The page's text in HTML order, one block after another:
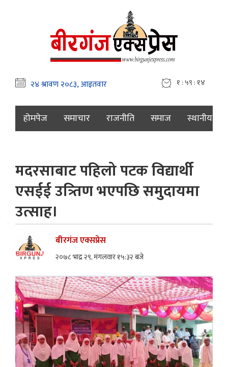
१ : ५९ : १५
होमपेज समाचार राजनीति समाज स्थानीय
मदरसाबाट पहिलो पटक विद्यार्थी
एसईई उत्र्तिण भएपछि समुदायमा
उत्साह।
बीरगंज एक्सप्रेस
२०७८ भाद्र २९, मंगलवार १५:३२ बजे